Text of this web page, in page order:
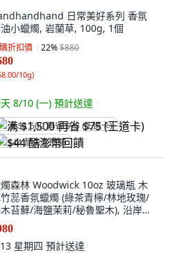
日常美好系列 香氛
小蠟燭, 岩蘭草, 100g, 1個
折扣價 22%$880
10g)
8/10 (一) 預計送達
满 $1,500 再省 $75 (王道卡)
$44 酷澎幣回饋
森林 Woodwick 10oz 玻璃瓶 木
蕊香氛蠟燭 (綠茶青檸/林地玫瑰/
苔蘚/海鹽茉莉/秘魯聖木), 沿岸氣
1個
星期四 預計送達